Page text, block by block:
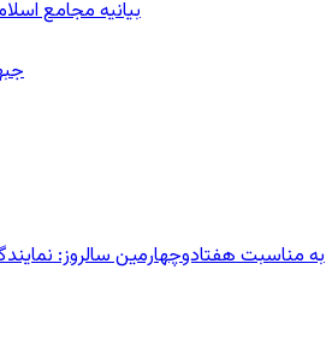
بیانیه مجامع
به مناسبت هفتادوچهارمین سالروز: نمایندگان مجلس زار